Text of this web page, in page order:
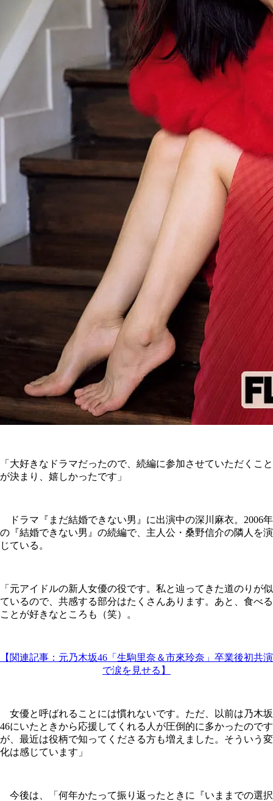
「大好きなドラマだったので、続編に参加させていただくこと
が決まり、嬉しかったです」
ドラマ『まだ結婚できない男』に出演中の深川麻衣。2006年
の『結婚できない男』の続編で、主人公・桑野信介の隣人を演
じている。
「元アイドルの新人女優の役です。私と辿ってきた道のりが似
ているので、共感する部分はたくさんあります。あと、食べる
ことが好きなところも（笑）。
【関連記事：元乃木坂46「生駒里奈＆市來玲奈」卒業後初共演
で涙を見せる】
女優と呼ばれることには慣れないです。ただ、以前は乃木坂
46にいたときから応援してくれる人が圧倒的に多かったのです
が、最近は役柄で知ってくださる方も増えました。そういう変
化は感じています」
今後は、「何年かたって振り返ったときに『いままでの選択